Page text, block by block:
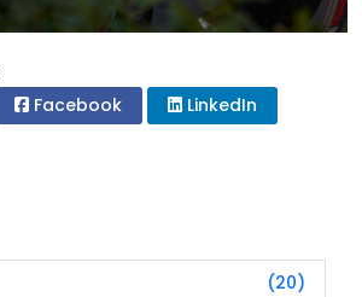
Facebook LinkedIn
(20)